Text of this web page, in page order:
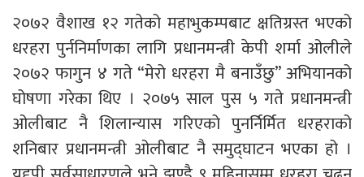
२०७२ वैशाख १२ गतेको महाभुकम्पबाट क्षतिग्रस्त भएको
धरहरा पुर्ननिर्माणका लागि प्रधानमन्त्री केपी शर्मा ओलीले
२०७२ फागुन ४ गते “मेरो धरहरा मै बनाउँछु” अभियानको
घोषणा गरेका थिए । २०७५ साल पुस ५ गते प्रधानमन्त्री
ओलीबाट नै शिलान्यास गरिएको पुनर्निर्मित धरहराको
शनिबार प्रधानमन्त्री ओलीबाट नै समुद्घाटन भएका हो ।